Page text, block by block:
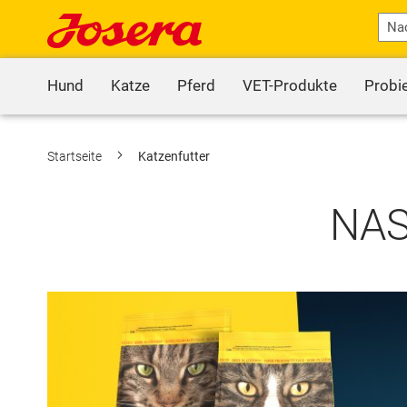
Hund
Katze Pferd VET-Produkte
Startseite Katzenfutter